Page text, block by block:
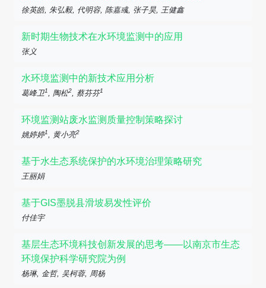
徐英皓, 朱弘毅, 代明容, 陈嘉彧, 张子昊, 王健鑫
新时期生物技术在水环境监测中的应用
张义
水环境监测中的新技术应用分析
葛峰卫1, 陶松2, 蔡芬芬1
环境监测站废水监测质量控制策略探讨
姚婷婷1, 黄小亮2
基于水生态系统保护的水环境治理策略研究
王丽娟
基于GIS墨脱县滑坡易发性评价
付佳宇
基层生态环境科技创新发展的思考——以南京市生态
环境保护科学研究院为例
杨琳, 金哲, 吴柯蓉, 周杨